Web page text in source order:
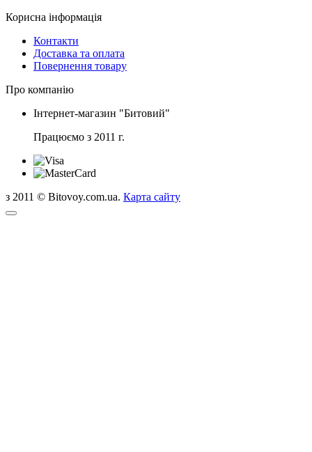
Корисна інформація
Контакти
Доставка та оплата
Повернення товару
Про компанію
Інтернет-магазин "Битовий"
Працюємо з 2011 г.
з 2011 © Bitovoy.com.ua. Карта сайту